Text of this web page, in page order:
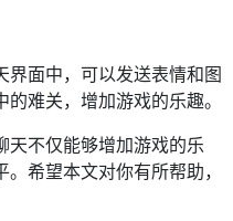
界面中，可以发送表情和图
难关，增加游戏的乐趣。
天不仅能够增加游戏的乐
希望本文对你有所帮助，